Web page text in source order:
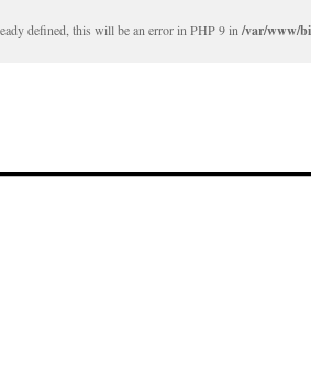
defined, this will be an error in PHP 9 in /var/www/